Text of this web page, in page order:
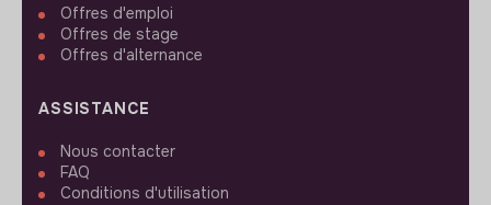
Offres d'emploi
Offres de stage
Offres d'alternance
ASSISTANCE
Nous contacter
FAQ
Conditions d'utilisation